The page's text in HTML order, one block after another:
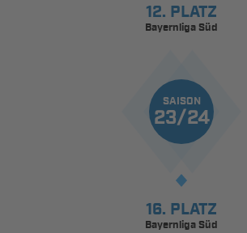
12. PLATZ
Bayernliga Süd
SAISON
23/24
16. PLATZ
Bayernliga Süd